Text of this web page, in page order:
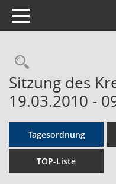
Toggle navigation
Sitzung des
19.03.2010 -
Tagesordnung
TOP-Liste